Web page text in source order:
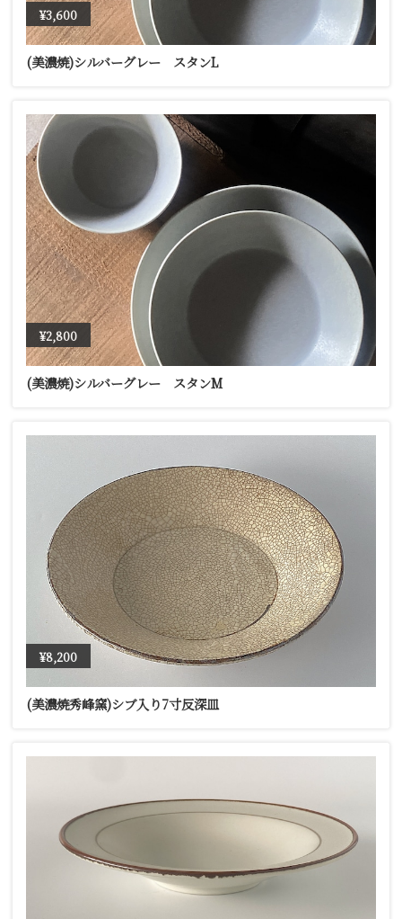
¥3,600
(美濃焼)シルバーグレー スタンL
¥2,800
(美濃焼)シルバーグレー スタンM
¥8,200
(美濃焼秀峰窯)シブ入り7寸反深皿